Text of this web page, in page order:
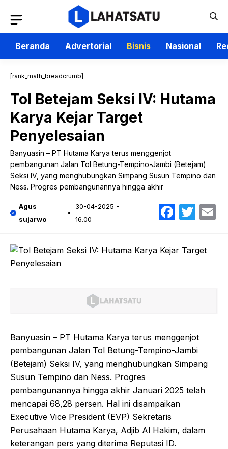
isi
Beranda
Advertorial Bisnis Nasional
[rank_math_breadcrumb]
Tol Betejam Seksi IV: Hutama
Karya Kejar Target
Penyelesaian
Banyuasin – PT Hutama Karya terus menggenjot
pembangunan Jalan Tol Betung-Tempino-Jambi (Betejam)
Seksi IV, yang menghubungkan Simpang Susun Tempino dan
Ness. Progres pembangunannya hingga akhir
Agus
sujarwo
30-04-2025 -
16.00
Banyuasin – PT Hutama Karya terus menggenjot
pembangunan Jalan Tol Betung-Tempino-Jambi
(Betejam) Seksi IV, yang menghubungkan Simpang
Susun Tempino dan Ness. Progres
pembangunannya hingga akhir Januari 2025 telah
mencapai 68,28 persen. Hal ini disampaikan
Executive Vice President (EVP) Sekretaris
Perusahaan Hutama Karya, Adjib Al Hakim, dalam
keterangan pers yang diterima Reputasi ID.